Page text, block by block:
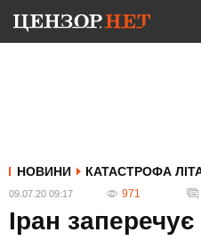
НОВИНИ КАТАСТРОФА
09.07.20 09:17 971
Іран